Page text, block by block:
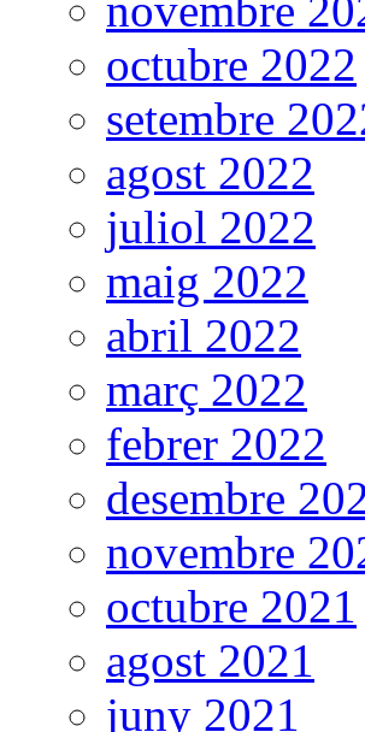
octubre 2022
setembre
agost 2022
juliol 2022
maig 2022
abril 2022
març 2022
febrer 2022
desembre
novembre
octubre 2021
agost 2021
juny 2021